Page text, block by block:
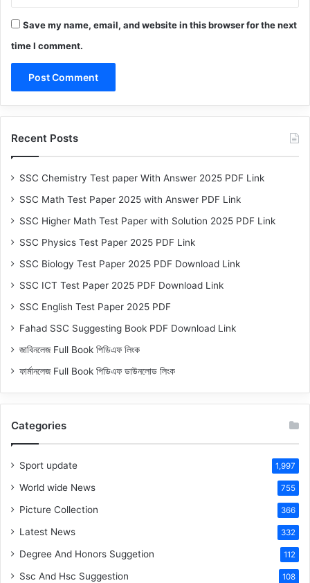
Save my name, email, and website in this browser for the next
time I comment.
Recent Posts
SSC Chemistry Test paper With Answer 2025 PDF Link
SSC Math Test Paper 2025 with Answer PDF Link
SSC Higher Math Test Paper with Solution 2025 PDF Link
SSC Physics Test Paper 2025 PDF Link
SSC Biology Test Paper 2025 PDF Download Link
SSC ICT Test Paper 2025 PDF Download Link
SSC English Test Paper 2025 PDF
Fahad SSC Suggesting Book PDF Download Link
জাবিনলেজ Full Book পিডিএফ লিংক
ফার্মানলেজ Full Book পিডিএফ ডাউনলোড লিংক
Categories
Sport update 1,997
World wide News 755
Picture Collection 366
Latest News 332
Degree And Honors Suggetion 112
Ssc And Hsc Suggestion 108